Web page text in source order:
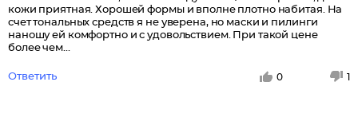
кожи приятная. Хорошей формы и вполне плотно набитая. На
счет тональных средств я не уверена, но маски и пилинги
наношу ей комфортно и с удовольствием. При такой цене
более чем...
Ответить 0 1